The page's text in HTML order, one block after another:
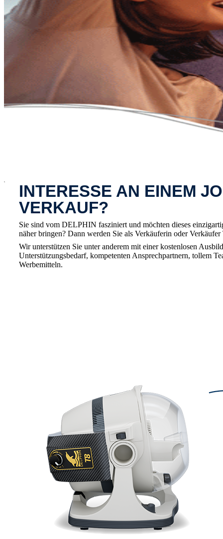
x
INTERESSE AN EINEM
VERKAUF?
Sie sind vom DELPHIN fasziniert und möchten dieses
näher bringen? Dann werden Sie als Verkäuferin oder
Wir unterstützen Sie unter anderem mit einer kostenlosen
Unterstützungsbedarf, kompetenten Ansprechpartnern, tollem
Werbemitteln.